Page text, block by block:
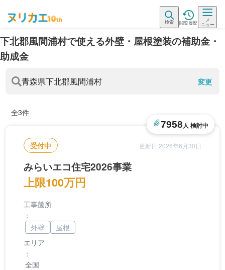
検索 閲覧履歴
メ
ニュー
下北郡風間浦村で使える外壁・屋根塗装の補助金・
助成金
青森県下北郡風間浦村 変更
全3件
受付中 更新日:2026年6月30日
みらいエコ住宅2026事業
上限100万円
7958人 検討中
エリア
：
全国
工事箇所
：
外壁
屋根